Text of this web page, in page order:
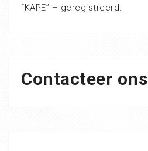
“KAPE” – geregistreerd.
Contacteer ons